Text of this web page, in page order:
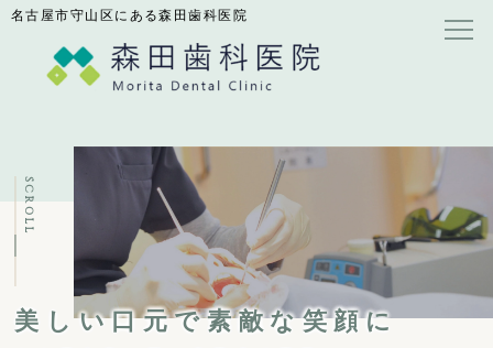
名古屋市守山区にある森田歯科医院
美しい口元で素敵な笑顔に
SCROLL